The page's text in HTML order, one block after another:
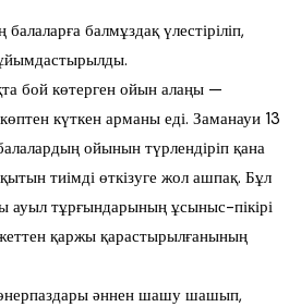
балмұздақ үлестіріліп,
бой көтерген ойын алаңы —
күткен арманы еді. Заманауи 13
ойынын түрлендіріп қана
тиімді өткізуге жол ашпақ. Бұл
ауыл тұрғындарының ұсыныс-пікірі
қаржы қарастырылғанының
әннен шашу шашып,